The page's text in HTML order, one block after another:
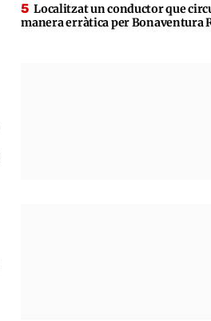
Localitzat un conductor que
manera erràtica per Bonaventura